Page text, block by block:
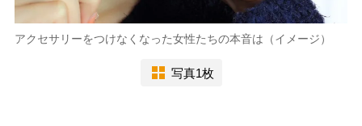
アクセサリーをつけなくなった女性たちの本音は（イメージ）
写真1枚